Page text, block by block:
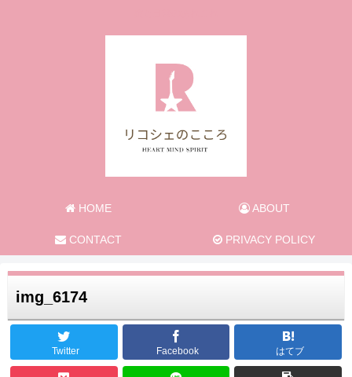
HOME ABOUT
CONTACT PRIVACY POLICY
img_6174
Twitter Facebook はてブ